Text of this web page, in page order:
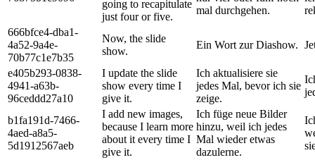
going to recapitulate
just four or five.
mal durchgehen.
666bfce4-dba1-
4a52-9a4e-
70b77c1e7b35
Now, the slide
show.
Ein Wort zur Diashow.
e405b293-0838-
4941-a63b-
96ceddd27a10
I update the slide
show every time I
give it.
Ich aktualisiere sie
jedes Mal, bevor ich sie
zeige.
b1fa191d-7466-
4aed-a8a5-
5d1912567aeb
I add new images,
because I learn more
about it every time I
give it.
Ich füge neue Bilder
hinzu, weil ich jedes
Mal wieder etwas
dazulerne.